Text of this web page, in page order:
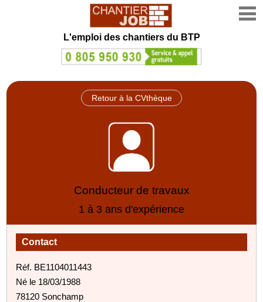
L'emploi des chantiers du BTP
Retour à la CVthèque
Conducteur de travaux
1 à 3 ans d'expérience
Contact
Réf. BE1104011443
Né le 18/03/1988
78120 Sonchamp